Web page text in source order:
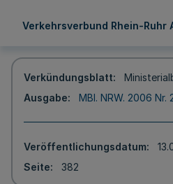
Verkehrsverbund Rhein-Ruhr
Verkündungsblatt
Ausgabe
MBl. NRW. 2006 Nr.
Veröffentlichungsdatum
Seite
382